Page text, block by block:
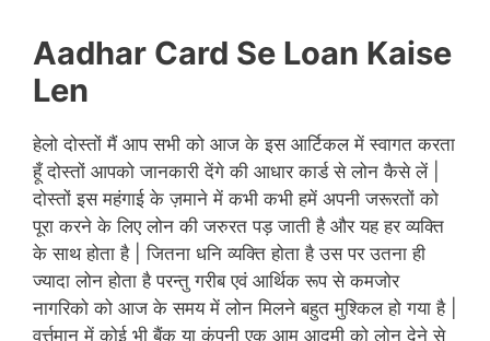
Aadhar Card Se Loan Kaise
Len
हेलो दोस्तों मैं आप सभी को आज के इस आर्टिकल में स्वागत करता
हूँ दोस्तों आपको जानकारी देंगे की आधार कार्ड से लोन कैसे लें |
दोस्तों इस महंगाई के ज़माने में कभी कभी हमें अपनी जरूरतों को
पूरा करने के लिए लोन की जरुरत पड़ जाती है और यह हर व्यक्ति
के साथ होता है | जितना धनि व्यक्ति होता है उस पर उतना ही
ज्यादा लोन होता है परन्तु गरीब एवं आर्थिक रूप से कमजोर
नागरिको को आज के समय में लोन मिलने बहुत मुश्किल हो गया है |
वर्त्तमान में कोई भी बैंक या कंपनी एक आम आदमी को लोन देने से